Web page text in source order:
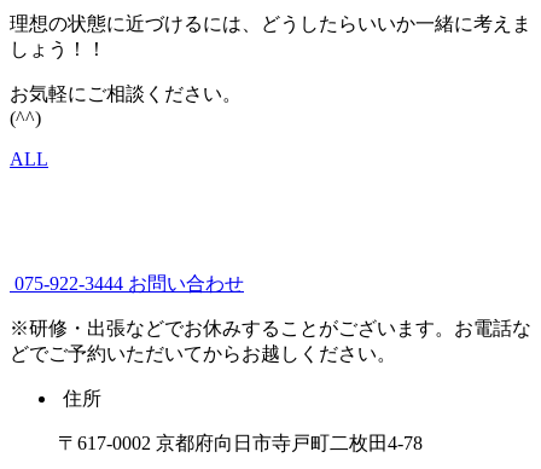
理想の状態に近づけるには、どうしたらいいか一緒に考えま
しょう！！
お気軽にご相談ください。
(^^)
ALL
075-922-3444 お問い合わせ
※研修・出張などでお休みすることがございます。お電話な
どでご予約いただいてからお越しください。
住所
〒617-0002 京都府向日市寺戸町二枚田4-78